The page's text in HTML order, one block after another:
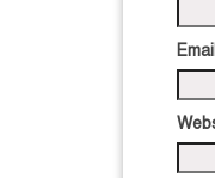
Email